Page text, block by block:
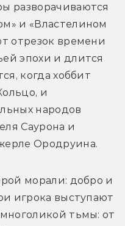
разворачиваются
и «Властелином
отрезок времени
эпохи и длится
когда хоббит
и
народов
Саурона и
Ородруина.
морали: добро и
игрока выступают
тьмы: от